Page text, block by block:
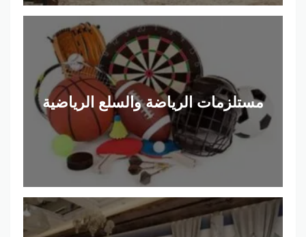
مستلزمات الرياضة والسلع الرياضية